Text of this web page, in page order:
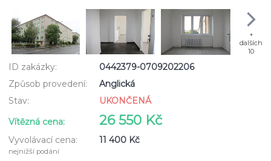
+
dalších
10
ID zakázky:
0442379-0709202206
Způsob provedení:
Anglická
Stav:
UKONČENÁ
Vítězná cena:
26 550 Kč
Vyvolávací cena:
nejnižší podání
11 400 Kč